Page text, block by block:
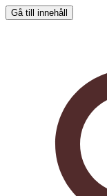
Gå till innehåll